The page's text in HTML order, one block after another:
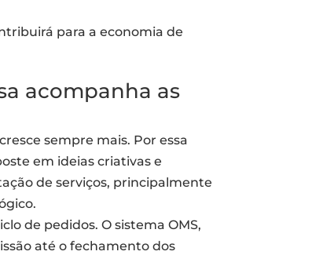
para a economia de
acompanha as
sempre mais. Por essa
em ideias criativas e
de serviços, principalmente
de pedidos. O sistema OMS,
até o fechamento dos